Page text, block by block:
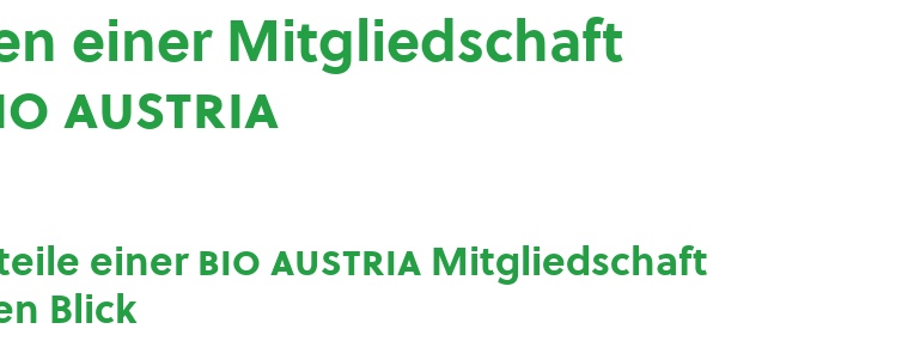
einer Mitgliedschaft
austria
einerbio austria Mitgliedschaft
Blick